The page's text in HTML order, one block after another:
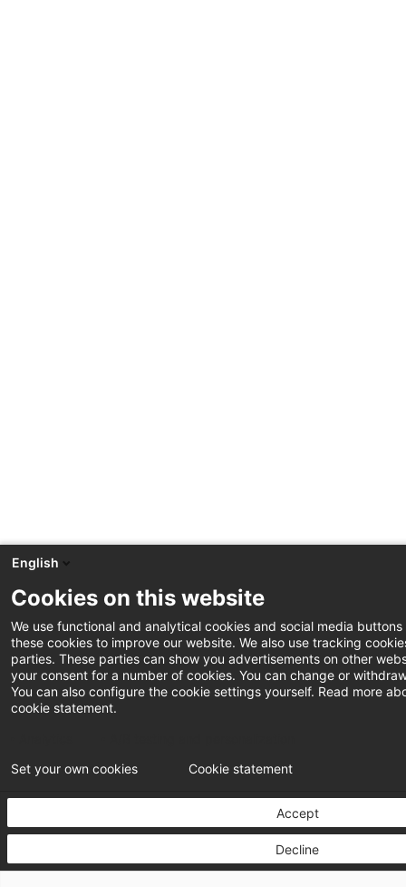
English
Cookies on this website
We use functional and analytical cookies and social media
these cookies to improve our website. We also use tracking
parties. These parties can show you advertisements on other
your consent for a number of cookies. You can change or
You can also configure the cookie settings yourself. Read more
cookie statement.
Accept
Decline
Set your own cookies Cookie statement